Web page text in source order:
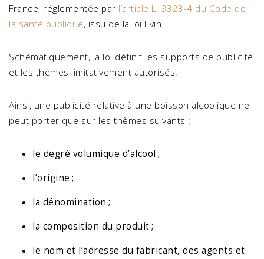
France, réglementée par l’article L. 3323-4 du Code de
la santé publique, issu de la loi Evin.
Schématiquement, la loi définit les supports de publicité
et les thèmes limitativement autorisés.
Ainsi, une publicité relative à une boisson alcoolique ne
peut porter que sur les thèmes suivants :
le degré volumique d’alcool ;
l’origine ;
la dénomination ;
la composition du produit ;
le nom et l’adresse du fabricant, des agents et